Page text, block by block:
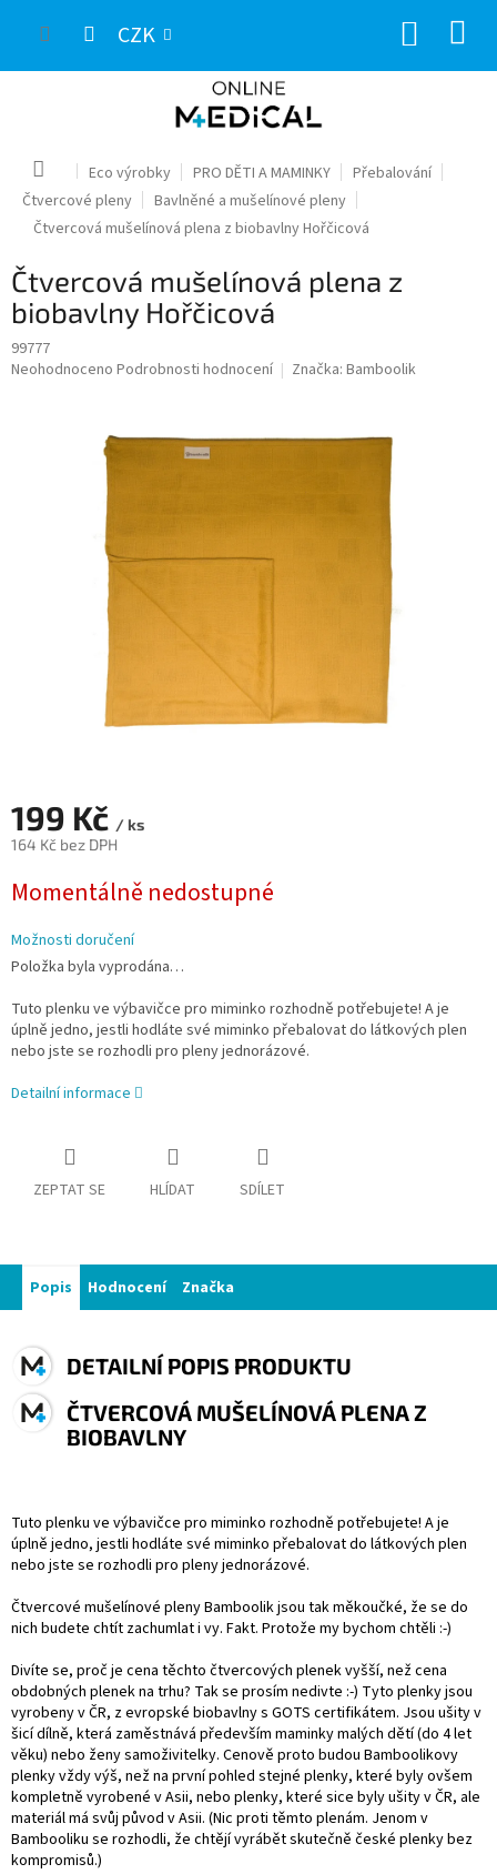
CZK
Domů Eco výrobky PRO DĚTI A MAMINKY
Přebalování
Čtvercové pleny
Bavlněné a mušelínové pleny
Čtvercová mušelínová plena z biobavlny Hořčicová
Čtvercová mušelínová plena z
biobavlny Hořčicová
99777
Průměrné
Neohodnoceno Podrobnosti hodnocení Značka: Bamboolik
199 Kč / ks
164 Kč bez DPH
cena:
Momentálně nedostupné
Možnosti doručení
Položka byla vyprodána…
Tuto plenku ve výbavičce pro miminko rozhodně potřebujete! A je
úplně jedno, jestli hodláte své miminko přebalovat do látkových plen
nebo jste se rozhodli pro pleny jednorázové.
Detailní informace
ZEPTAT SE HLÍDAT SDÍLET
Popis Hodnocení Značka
DETAILNÍ POPIS PRODUKTU
ČTVERCOVÁ MUŠELÍNOVÁ PLENA Z
BIOBAVLNY
Tuto plenku ve výbavičce pro miminko rozhodně potřebujete! A je
úplně jedno, jestli hodláte své miminko přebalovat do látkových plen
nebo jste se rozhodli pro pleny jednorázové.
Čtvercové mušelínové pleny Bamboolik jsou tak měkoučké, že se do
nich budete chtít zachumlat i vy. Fakt. Protože my bychom chtěli :-)
Divíte se, proč je cena těchto čtvercových plenek vyšší, než cena
obdobných plenek na trhu? Tak se prosím nedivte :-) Tyto plenky jsou
vyrobeny v ČR, z evropské biobavlny s GOTS certifikátem. Jsou ušity v
šicí dílně, která zaměstnává především maminky malých dětí (do 4 let
věku) nebo ženy samoživitelky. Cenově proto budou Bamboolikovy
plenky vždy výš, než na první pohled stejné plenky, které byly ovšem
kompletně vyrobené v Asii, nebo plenky, které sice byly ušity v ČR, ale
materiál má svůj původ v Asii. (Nic proti těmto plenám. Jenom v
Bambooliku se rozhodli, že chtějí vyrábět skutečně české plenky bez
kompromisů.)